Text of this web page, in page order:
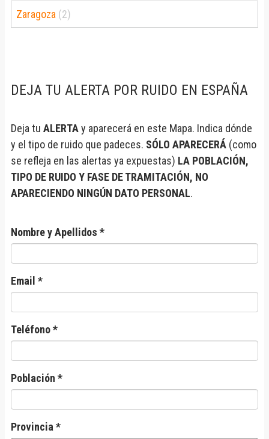
Zaragoza (2)
DEJA TU ALERTA POR RUIDO EN ESPAÑA
Deja tu ALERTAy aparecerá en este Mapa. Indica dónde
y el tipo de ruido que padeces. SÓLO APARECERÁ (como
se refleja en las alertas ya expuestas) LA POBLACIÓN,
TIPO DE RUIDO Y FASE DE TRAMITACIÓN, NO
APARECIENDO NINGÚN DATO PERSONAL.
Nombre y Apellidos *
Email *
Teléfono *
Población *
Provincia *